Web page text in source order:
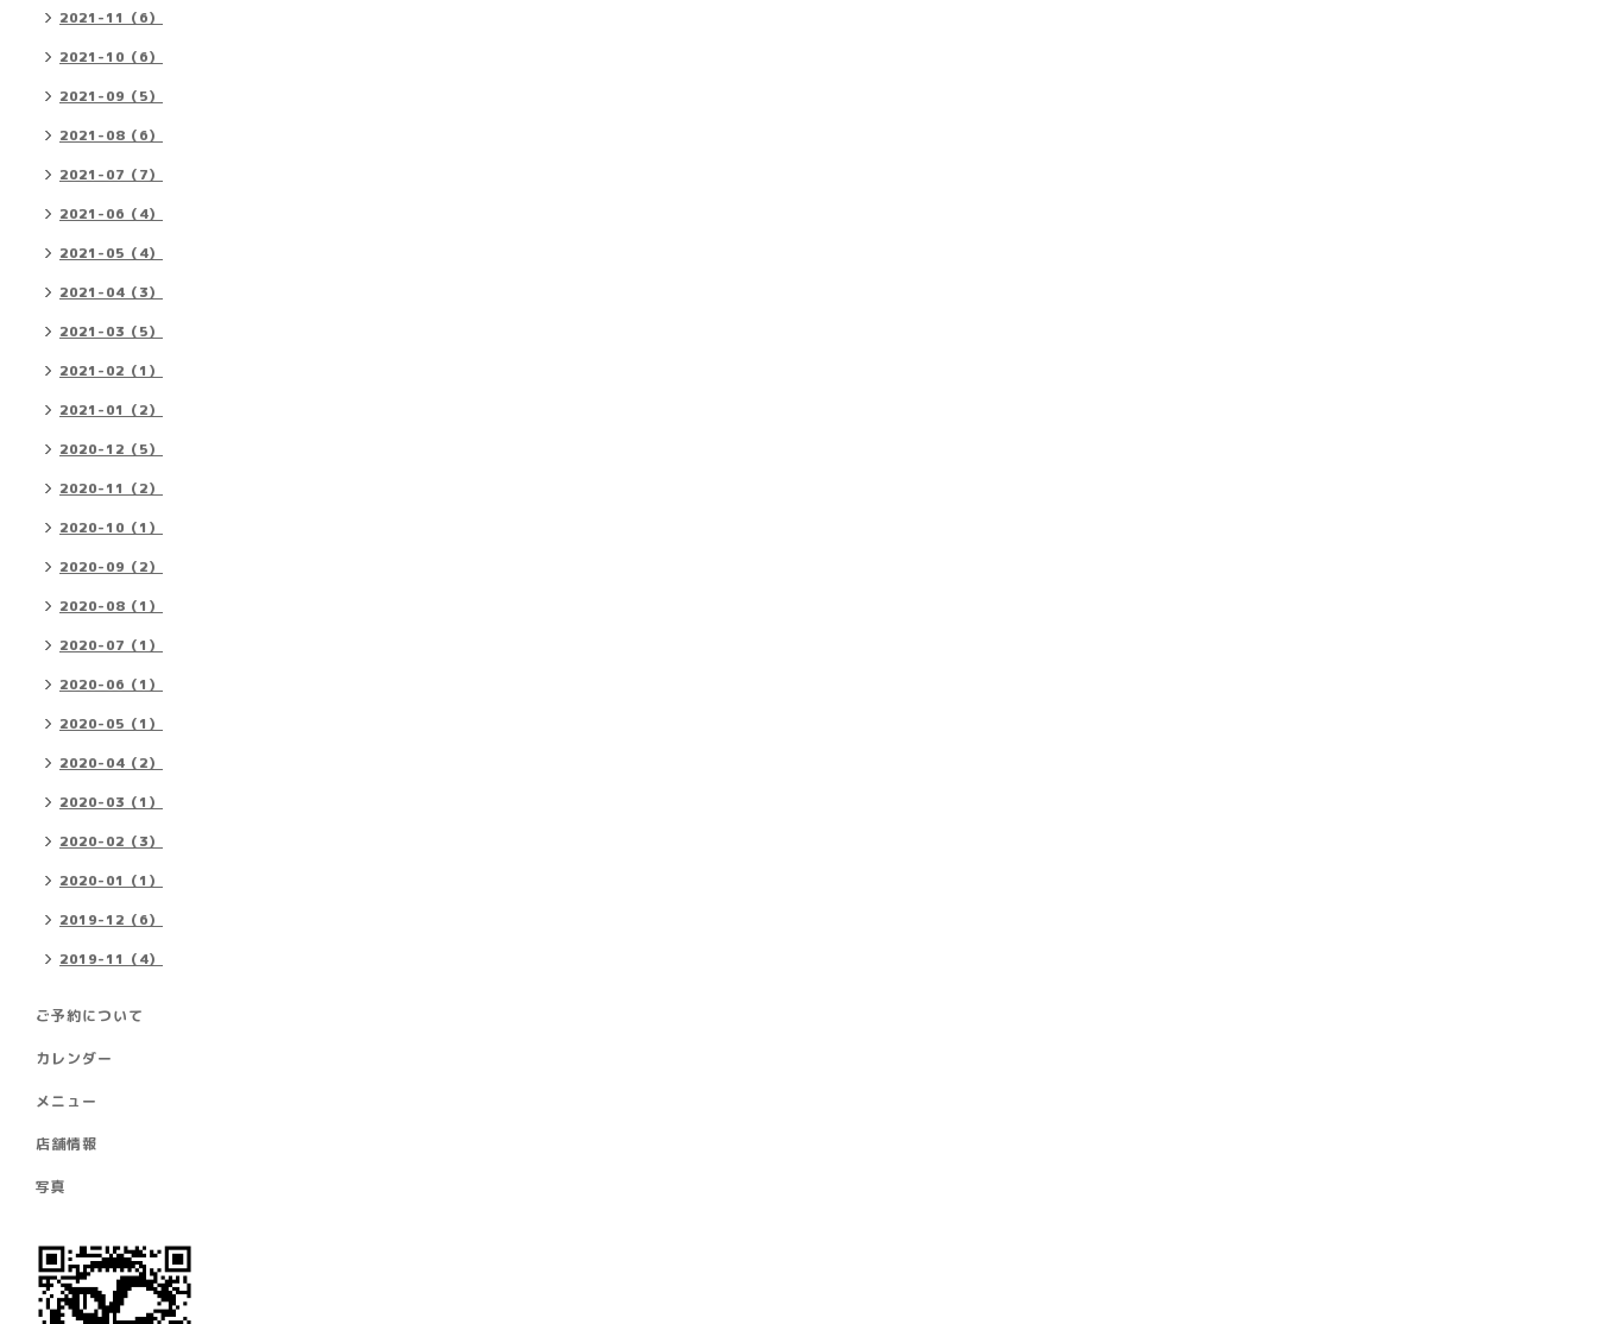
2021-11（6）
2021-10（6）
2021-09（5）
2021-08（6）
2021-07（7）
2021-06（4）
2021-05（4）
2021-04（3）
2021-03（5）
2021-02（1）
2021-01（2）
2020-12（5）
2020-11（2）
2020-10（1）
2020-09（2）
2020-08（1）
2020-07（1）
2020-06（1）
2020-05（1）
2020-04（2）
2020-03（1）
2020-02（3）
2020-01（1）
2019-12（6）
2019-11（4）
ご予約について
カレンダー
メニュー
店舗情報
写真